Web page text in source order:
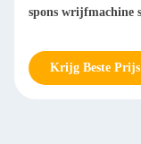
Krijg Beste Prijs